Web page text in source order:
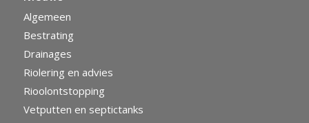
Algemeen
Bestrating
Drainages
Riolering en advies
Rioolontstopping
Vetputten en septictanks